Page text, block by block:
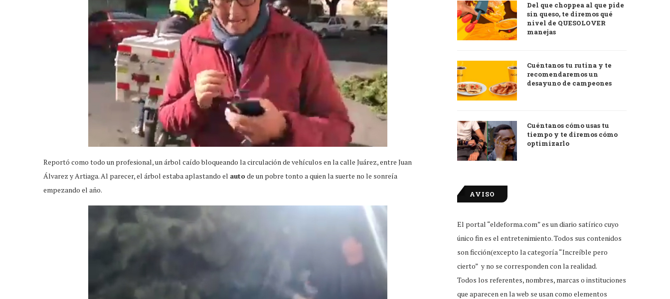
Reportó como todo un profesional, un árbol caído bloqueando la circulación de vehículos en la calle Juárez, entre Juan
Álvarez y Artiaga. Al parecer, el árbol estaba aplastando el autode un pobre tonto a quien la suerte no le sonreía
empezando el año.
Del que choppea al que pide
sin queso, te diremos qué
nivel de QUESOLOVER
manejas
Cuéntanos tu rutina y te
recomendaremos un
desayuno de campeones
Cuéntanos cómo usas tu
tiempo y te diremos cómo
optimizarlo
AVISO
El portal “eldeforma.com” es un diario satírico cuyo
único fin es el entretenimiento. Todos sus contenidos
son ficción(excepto la categoría “Increíble pero
cierto” y no se corresponden con la realidad.
Todos los referentes, nombres, marcas o instituciones
que aparecen en la web se usan como elementos